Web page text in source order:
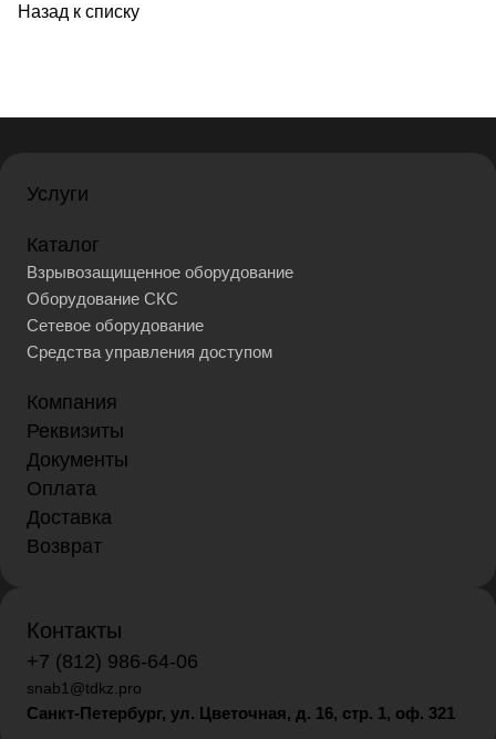
Назад к списку
Услуги
Каталог
Взрывозащищенное оборудование
Оборудование СКС
Сетевое оборудование
Средства управления доступом
Компания
Реквизиты
Документы
Оплата
Доставка
Возврат
Контакты
+7 (812) 986-64-06
snab1@tdkz.pro
Санкт-Петербург, ул. Цветочная, д. 16, стр. 1, оф. 321